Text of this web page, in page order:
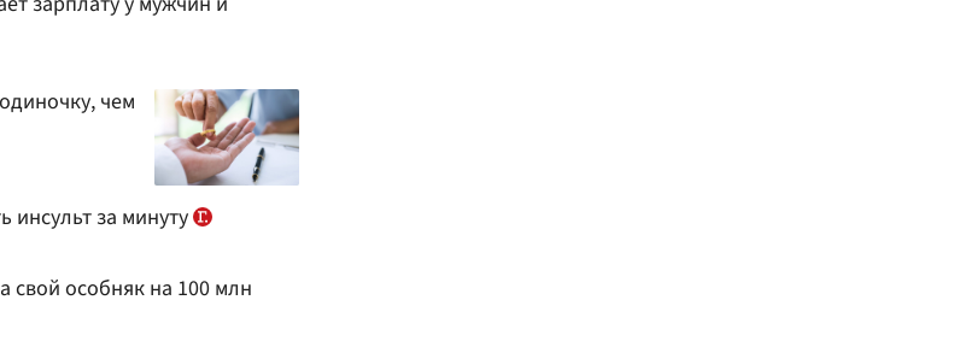
чем
инсульт за минуту
свой особняк на 100 млн